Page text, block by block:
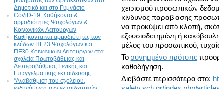
Δημοτικό και στο Γυμνάσιο
CoViD-19: Kαθήκοντα &
αρμοδιότητες Ψυχολόγων &
Κοινωνικών Λειτουργών
Καθήκοντα και αρμοδιότητες των
κλάδων ΠΕ23 Ψυχολόγων και
ΠΕ30 Κοινωνικών Λειτουργών στα
σχολεία Πρωτοβάθμιας και
Δευτεροβάθμιας Γενικής και
Επαγγελματικής εκπαίδευσης
“Αναβάθμιση του σχολείου,
χειρισμού προσωπικών
κίνδυνος παραβίασης
να προκύψει από κλοπή,
εξουσιοδοτημένη ή
μέλος του προσωπικού,
Το συνημμένο πρότυπο
καθοδήγηση.
Διαβάστε περισσότερα στο: